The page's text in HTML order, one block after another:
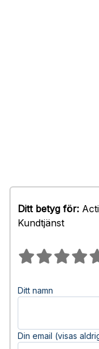
Ditt betyg för:
Kundtjänst
Ditt namn
Din email (visas